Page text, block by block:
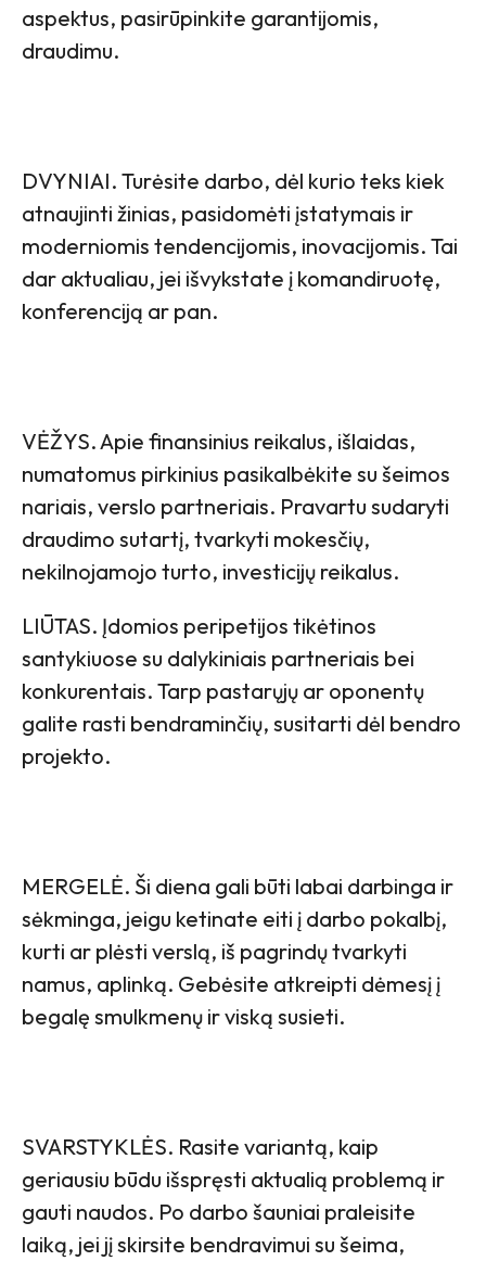
aspektus, pasirūpinkite garantijomis,
draudimu.
DVYNIAI. Turėsite darbo, dėl kurio teks kiek
atnaujinti žinias, pasidomėti įstatymais ir
moderniomis tendencijomis, inovacijomis. Tai
dar aktualiau, jei išvykstate į komandiruotę,
konferenciją ar pan.
VĖŽYS. Apie finansinius reikalus, išlaidas,
numatomus pirkinius pasikalbėkite su šeimos
nariais, verslo partneriais. Pravartu sudaryti
draudimo sutartį, tvarkyti mokesčių,
nekilnojamojo turto, investicijų reikalus.
LIŪTAS. Įdomios peripetijos tikėtinos
santykiuose su dalykiniais partneriais bei
konkurentais. Tarp pastarųjų ar oponentų
galite rasti bendraminčių, susitarti dėl bendro
projekto.
MERGELĖ. Ši diena gali būti labai darbinga ir
sėkminga, jeigu ketinate eiti į darbo pokalbį,
kurti ar plėsti verslą, iš pagrindų tvarkyti
namus, aplinką. Gebėsite atkreipti dėmesį į
begalę smulkmenų ir viską susieti.
SVARSTYKLĖS. Rasite variantą, kaip
geriausiu būdu išspręsti aktualią problemą ir
gauti naudos. Po darbo šauniai praleisite
laiką, jei jį skirsite bendravimui su šeima,